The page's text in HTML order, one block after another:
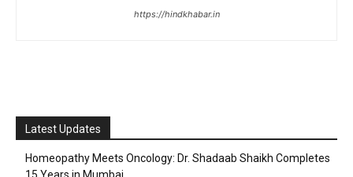
https://hindkhabar.in
Latest Updates
Homeopathy Meets Oncology: Dr. Shadaab Shaikh Completes